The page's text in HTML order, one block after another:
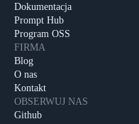
Dokumentacja
Prompt Hub
Program OSS
FIRMA
Blog
O nas
Kontakt
OBSERWUJ NAS
Github